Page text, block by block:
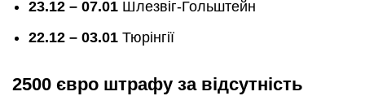
23.12 – 07.01 Шлезвіг-Гольштейн
22.12 – 03.01 Тюрінгії
2500 євро штрафу за відсутність